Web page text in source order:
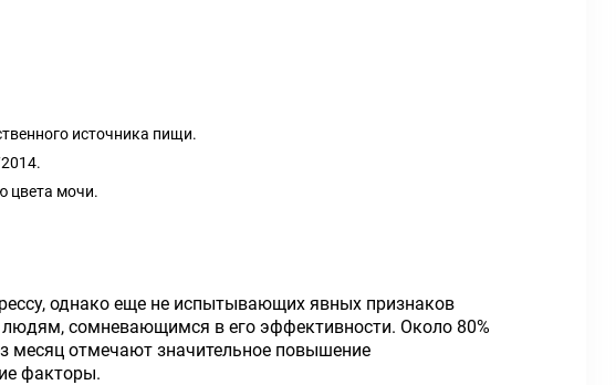
источника пищи.
цвета мочи.
однако еще не испытывающих явных признаков
людям, сомневающимся в его эффективности. Около 80%
месяц отмечают значительное повышение
факторы.